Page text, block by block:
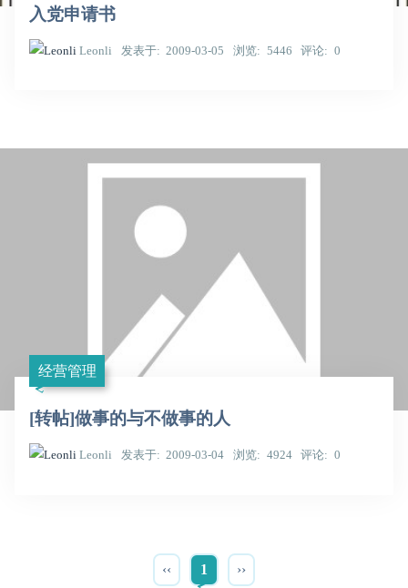
入党申请书
Leonli 发表于 2009-03-05 浏览 5446 评论 0
经营管理
[转帖]做事的与不做事的人
Leonli 发表于 2009-03-04 浏览 4924 评论 0
‹‹ 1 ››